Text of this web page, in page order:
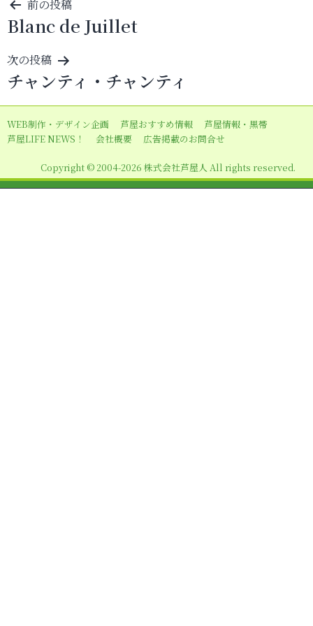
投
稿
ナ
ビ
ゲ
ー
シ
ン
前の投稿
Blanc de Juillet
次の投稿
チャンティ・チャンティ
WEB制作・デザイン企画 芦屋おすすめ情報
芦屋情報・黒帯
芦屋LIFE NEWS！
会社概要 広告掲載のお問合せ
Copyright © 2004-2026 株式会社芦屋人 All rights reserved.